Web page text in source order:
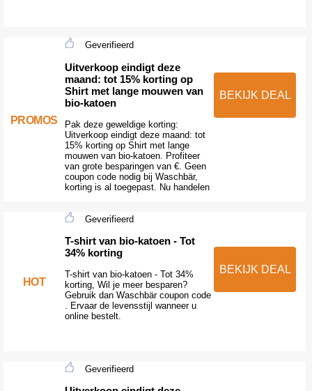
PROMOS
Geverifieerd
Uitverkoop eindigt deze
maand: tot 15% korting op
Shirt met lange mouwen van
bio-katoen
Pak deze geweldige korting:
Uitverkoop eindigt deze maand: tot
15% korting op Shirt met lange
mouwen van bio-katoen. Profiteer
van grote besparingen van €. Geen
coupon code nodig bij Waschbär,
korting is al toegepast. Nu handelen
BEKIJK DEAL
HOT
Geverifieerd
T-shirt van bio-katoen - Tot
34% korting
T-shirt van bio-katoen - Tot 34%
korting, Wil je meer besparen?
Gebruik dan Waschbär coupon code
. Ervaar de levensstijl wanneer u
online bestelt.
BEKIJK DEAL
Geverifieerd